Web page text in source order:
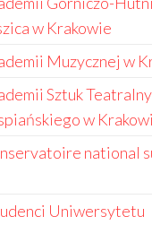
w Krakowie
Muzycznej w
Sztuk
w
national
Uniwersytetu